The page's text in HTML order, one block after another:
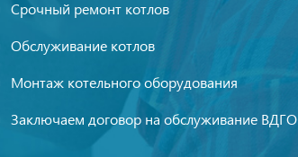
Срочный ремонт котлов
Обслуживание котлов
Монтаж котельного оборудования
Заключаем договор на обслуживание ВДГО